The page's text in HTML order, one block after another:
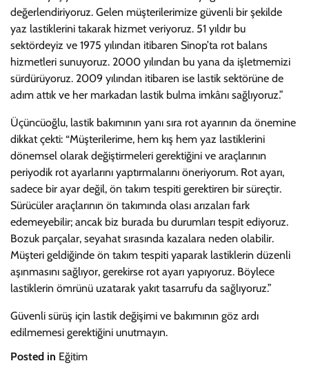
değerlendiriyoruz. Gelen müşterilerimize güvenli bir şekilde
yaz lastiklerini takarak hizmet veriyoruz. 51 yıldır bu
sektördeyiz ve 1975 yılından itibaren Sinop’ta rot balans
hizmetleri sunuyoruz. 2000 yılından bu yana da işletmemizi
sürdürüyoruz. 2009 yılından itibaren ise lastik sektörüne de
adım attık ve her markadan lastik bulma imkânı sağlıyoruz.”
Üçüncüoğlu, lastik bakımının yanı sıra rot ayarının da önemine
dikkat çekti: “Müşterilerime, hem kış hem yaz lastiklerini
dönemsel olarak değiştirmeleri gerektiğini ve araçlarının
periyodik rot ayarlarını yaptırmalarını öneriyorum. Rot ayarı,
sadece bir ayar değil, ön takım tespiti gerektiren bir süreçtir.
Sürücüler araçlarının ön takımında olası arızaları fark
edemeyebilir; ancak biz burada bu durumları tespit ediyoruz.
Bozuk parçalar, seyahat sırasında kazalara neden olabilir.
Müşteri geldiğinde ön takım tespiti yaparak lastiklerin düzenli
aşınmasını sağlıyor, gerekirse rot ayarı yapıyoruz. Böylece
lastiklerin ömrünü uzatarak yakıt tasarrufu da sağlıyoruz.”
Güvenli sürüş için lastik değişimi ve bakımının göz ardı
edilmemesi gerektiğini unutmayın.
Posted in Eğitim